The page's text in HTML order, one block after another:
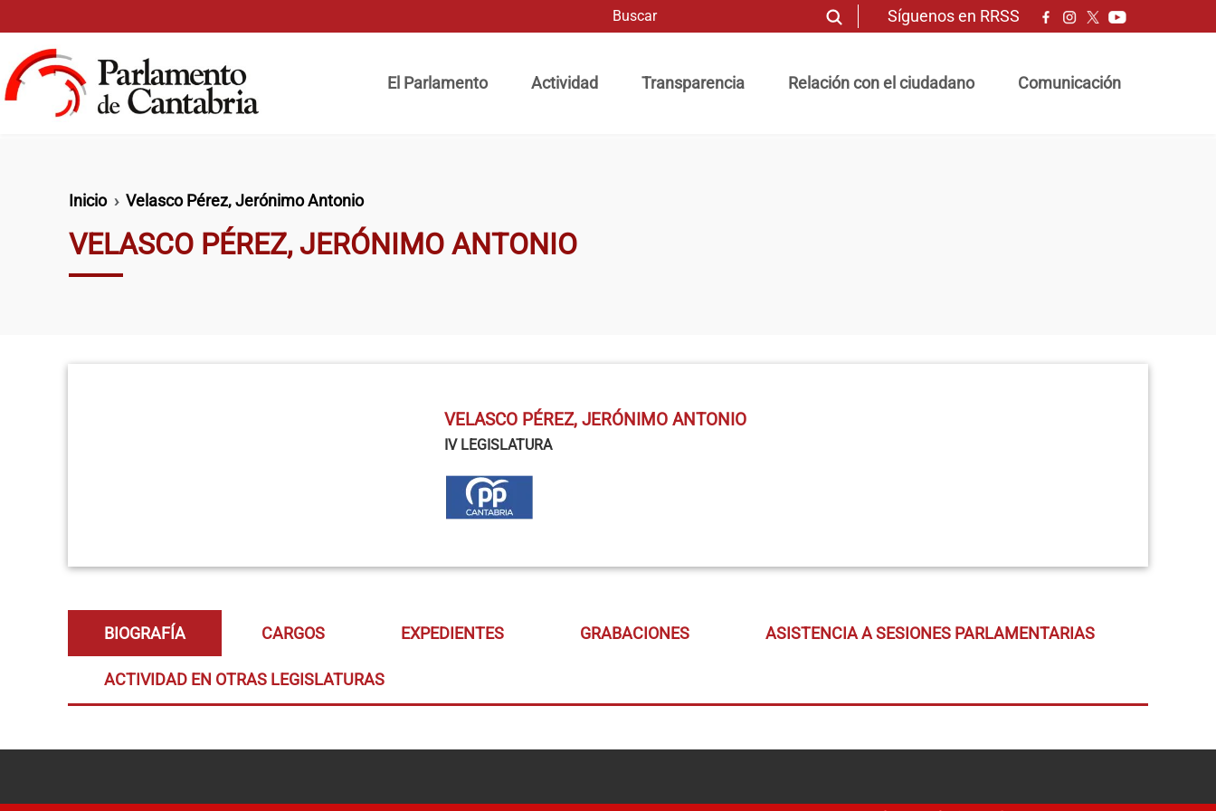
Síguenos en RRSS
El Parlamento
Actividad Transparencia Relación con el ciudadano Comunicación
Ruta de navegación
Inicio Velasco Pérez, Jerónimo Antonio
VELASCO PÉREZ, JERÓNIMO ANTONIO
VELASCO PÉREZ, JERÓNIMO ANTONIO
IV LEGISLATURA
BIOGRAFÍA CARGOS EXPEDIENTES GRABACIONES ASISTENCIA A SESIONES PARLAMENTARIAS
ACTIVIDAD EN OTRAS LEGISLATURAS